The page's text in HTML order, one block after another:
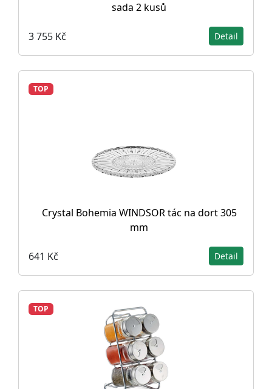
sada 2 kusů
3 755 Kč Detail
TOP
Crystal Bohemia WINDSOR tác na dort 305
mm
641 Kč Detail
TOP